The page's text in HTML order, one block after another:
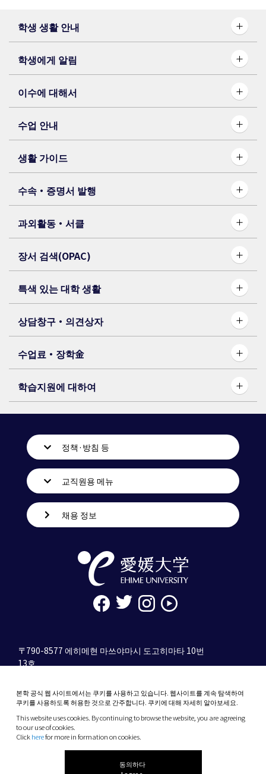
학생 생활 안내
학생에게 알림
이수에 대해서
수업 안내
생활 가이드
수속・증명서 발행
과외활동・서클
장서 검색(OPAC)
특색 있는 대학 생활
상담창구・의견상자
수업료・장학⾦
학습지원에 대하여
본학 공식 웹 사이트에서는 쿠키를 사용하고 있습니다. 웹사이트를 계속 탐색하여
쿠키를 사용하도록 허용한 것으로 간주합니다. 쿠키에 대해 자세히 알아보세요.
This website uses cookies. By continuing to browse the website, you are agreeing
to our use of cookies.
Clickherefor more in formation on cookies.
동의하다
정책·방침 등
교직원용 메뉴
채용 정보
〒790-8577 에히메현 마쓰야마시 도고히마타 10번
13호
10-13 Dogo-Himata, Matsuyama, Ehime 790-
Phone: +81 89-927-9000
(C) 2026 Ehime University.